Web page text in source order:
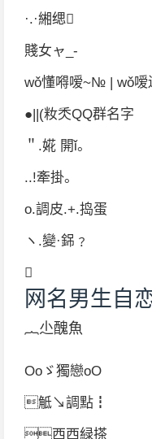
·.·緗缌
賤女ャ_-
wǒ懂嘚嗳~№ | wǒ
●||(籹秂QQ群名字
＂.婲 開ǐ。
..!牽掛。
o.調皮.+.捣蛋
ヽ.變·銱﹖

网名男生自
︷尐醜魚
Оoゞ獨戀oО
觝↘調點┇
西西緑搽